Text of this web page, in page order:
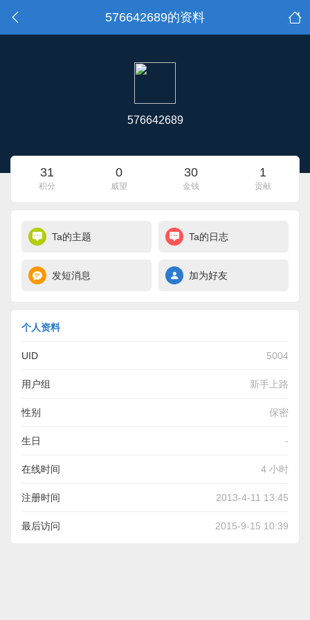
576642689的资料
576642689
31
积分
0
威望
30
金钱
1
贡献
Ta的主题 Ta的日志
发短消息 加为好友
个人资料
UID 5004
用户组 新手上路
性别 保密
生日 -
在线时间 4 小时
注册时间 2013-4-11 13:45
最后访问 2015-9-15 10:39